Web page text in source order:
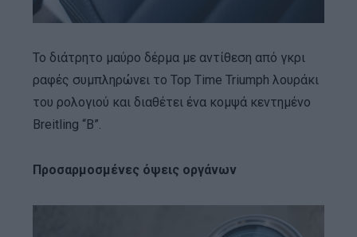
Το διάτρητο μαύρο δέρμα με αντίθεση από γκρι
ραφές συμπληρώνει το Top Time Triumph λουράκι
του ρολογιού και διαθέτει ένα κομψά κεντημένο
Breitling “B”.
Προσαρμοσμένες όψεις οργάνων